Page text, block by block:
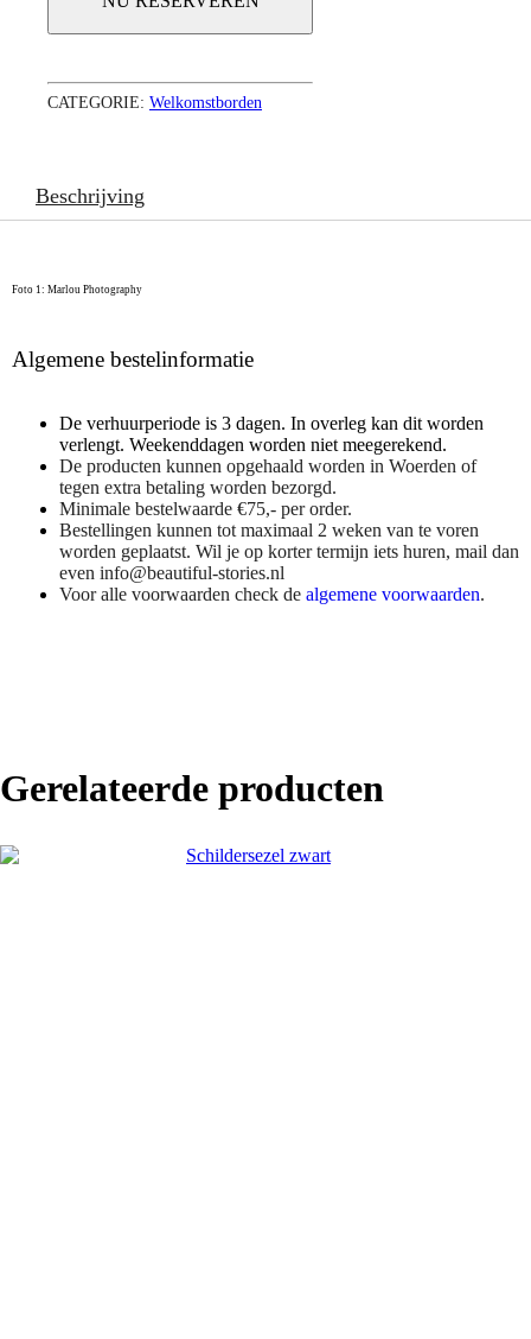
CATEGORIE: Welkomstborden
Beschrijving
Foto 1: Marlou Photography
Algemene bestelinformatie
De verhuurperiode is 3 dagen. In overleg kan dit worden
verlengt. Weekenddagen worden niet meegerekend.
De producten kunnen opgehaald worden in Woerden of
tegen extra betaling worden bezorgd.
Minimale bestelwaarde €75,- per order.
Bestellingen kunnen tot maximaal 2 weken van te voren
worden geplaatst. Wil je op korter termijn iets huren, mail dan
even info@beautiful-stories.nl
Voor alle voorwaarden check de algemene voorwaarden.
Gerelateerde producten